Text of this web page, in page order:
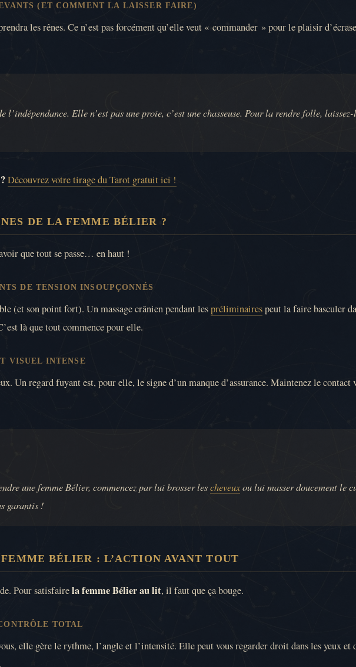
(ET COMMENT LA LAISSER FAIRE)
les rênes. Ce n’est pas forcément qu’elle veut « commander » pour le plaisir
l’indépendance. Elle n’est pas une proie, c’est une chasseuse. Pour la rendre folle,
Découvrez votre tirage du Tarot gratuit ici !
DE LA FEMME BÉLIER ?
que tout se passe… en haut !
DE TENSION INSOUPÇONNÉS
(et son point fort). Un massage crânien pendant lespréliminairespeut la faire basculer
là que tout commence pour elle.
VISUEL INTENSE
Un regard fuyant est, pour elle, le signe d’un manque d’assurance. Maintenez le contact
une femme Bélier, commencez par lui brosser lescheveuxou lui masser doucement le
garantis !
BÉLIER : L’ACTION AVANT TOUT
Pour satisfairela femme Bélier au lit, il faut que ça bouge.
TOTAL
elle gère le rythme, l’angle et l’intensité. Elle peut vous regarder droit dans les yeux et